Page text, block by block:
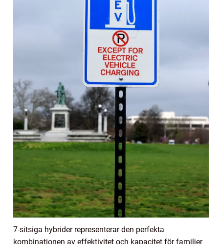
7-sitsiga hybrider representerar den perfekta
kombinationen av effektivitet och kapacitet för familjer